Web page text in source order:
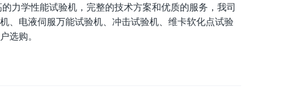
力学性能试验机，完整的技术方案和优质的服务，我司
、电液伺服万能试验机、冲击试验机、维卡软化点试验
选购。